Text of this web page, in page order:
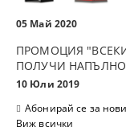
05 Май 2020
ПРОМОЦИЯ
ПОЛУЧИ НАПЪЛНО
10 Юли 2019
Абонирай се за
Виж всички